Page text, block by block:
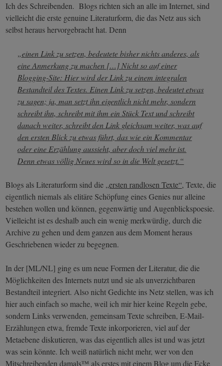
Ich des Schreibenden. Blogs richten sich an alle im Internet, sind
vielleicht die erste genuine Literaturform, die das Netz aus sich
selbst heraus hervorgebracht hat. Denn
„einen Link zu setzen, bedeutete bisher nichts anderes, als
eine Anmerkung zu machen […] Nicht so auf einer
Blogging-Site: Hier wird der Link zu einem integralen
Bestandteil des Textes. Einen Link zu setzen, bedeutet etwas
zu sagen; ja, man setzt ihn eigentlich nicht mehr, sondern
schreibt ihn, schreibt mit ihm ein Stück Text und schreibt
danach weiter, schreibt den Link gleichsam weiter, was auf
den ersten Blick zu etwas führt, das wie ein Kommentar
oder eine Erzählung aussieht, aber doch viel mehr ist.
Denn etwas völlig Neues wird so in die Welt gesetzt.“
Blogs als Literaturform sind die „ersten randlosen Texte“, Texte, die
eigentlich niemals als elitäre Schöpfung eines Genies nur alleine
bestehen wollen und können, gegenwärtig und Augenblickspoesie.
Vielleicht ist es deshalb auch ein wenig merkwürdig, durch die
Archive zu gehen und dem ganzen aus dem Moment heraus
Geschriebenen wieder zu begegnen.
In der [ML/NL] ging es um neue Formen der Literatur, die die
Möglichkeiten des Internets nutzt und sie als unverzichtbaren
Bestandteil integriert. Also nicht Gedichte ins Netz stellen, was ich
hier auch einfach so mache, weil ich mir hier keine Regeln gebe,
sondern Links verwenden, gemeinsam Texte schreiben, E-Mail-
Erzählungen etwa, fremde Texte inkorporieren, viel auf der
Metaebene diskutieren, was das eigentlich alles ist und was jetzt
was sein könnte. Ich weiß natürlich nicht mehr, wer von den
Mitschreibenden damals™ als erstes mit einem Blog um die Ecke